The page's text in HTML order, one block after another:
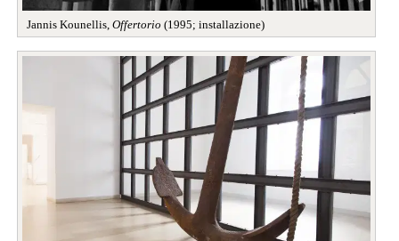
Jannis Kounellis, Offertorio (1995; installazione)